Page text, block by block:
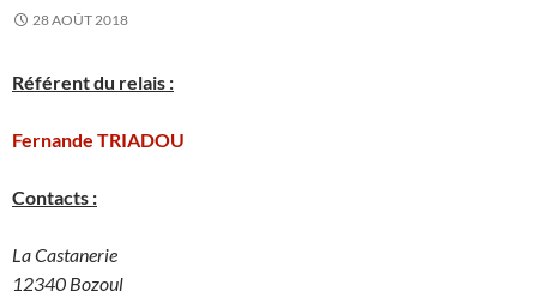
28 AOÛT 2018
Référent du relais :
Fernande TRIADOU
Contacts :
La Castanerie
12340 Bozoul